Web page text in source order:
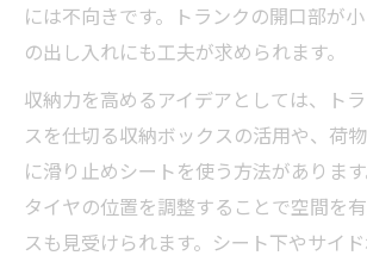
には不向きです。トランクの開口部が
の出し入れにも工夫が求められます。
収納力を高めるアイデアとしては、ト
スを仕切る収納ボックスの活用や、荷
に滑り止めシートを使う方法がありま
タイヤの位置を調整することで空間を
スも見受けられます。シート下やサイド